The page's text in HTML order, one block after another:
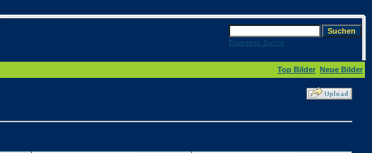
Erweiterte Suche
Top Bilder Neue Bilder